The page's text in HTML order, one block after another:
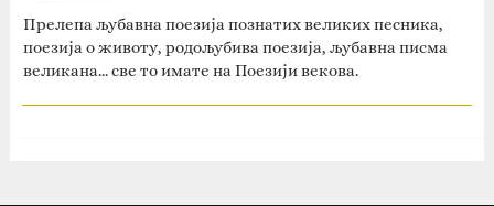
Прелепа љубавна поезија познатих великих песника,
поезија о животу, родољубива поезија, љубавна писма
великана... све то имате на Поезији векова.